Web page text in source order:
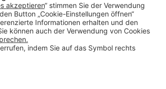
Unternehmenausgeliehen.Bezüglich der Dauer der
an.